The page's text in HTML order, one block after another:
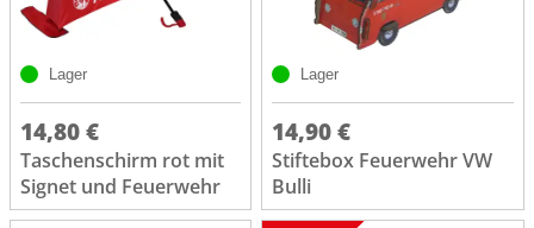
Lager
14,80 €
Taschenschirm rot mit
Signet und Feuerwehr
Lager
14,90 €
Stiftebox Feuerwehr VW
Bulli